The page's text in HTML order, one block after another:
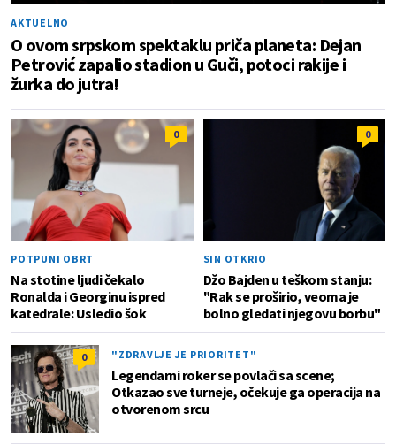
AKTUELNO
O ovom srpskom spektaklu priča planeta: Dejan
Petrović zapalio stadion u Guči, potoci rakije i
žurka do jutra!
0
POTPUNI OBRT
Na stotine ljudi čekalo
Ronalda i Georginu ispred
katedrale: Usledio šok
0
SIN OTKRIO
Džo Bajden u teškom stanju:
"Rak se proširio, veoma je
bolno gledati njegovu borbu"
0 "ZDRAVLJE JE PRIORITET"
Legendarni roker se povlači sa scene;
Otkazao sve turneje, očekuje ga operacija na
otvorenom srcu